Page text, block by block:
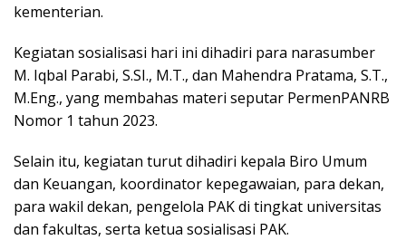
kementerian.
Kegiatan sosialisasi hari ini dihadiri para narasumber
M. Iqbal Parabi, S.SI., M.T., dan Mahendra Pratama, S.T.,
M.Eng., yang membahas materi seputar PermenPANRB
Nomor 1 tahun 2023.
Selain itu, kegiatan turut dihadiri kepala Biro Umum
dan Keuangan, koordinator kepegawaian, para dekan,
para wakil dekan, pengelola PAK di tingkat universitas
dan fakultas, serta ketua sosialisasi PAK.